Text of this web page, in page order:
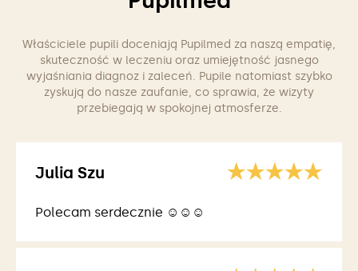
Właściciele pupili doceniają Pupilmed za naszą empatię,
skuteczność w leczeniu oraz umiejętność jasnego
wyjaśniania diagnoz i zaleceń. Pupile natomiast szybko
zyskują do nasze zaufanie, co sprawia, że wizyty
przebiegają w spokojnej atmosferze.
Julia Szu
Polecam serdecznie ☺️☺️☺️